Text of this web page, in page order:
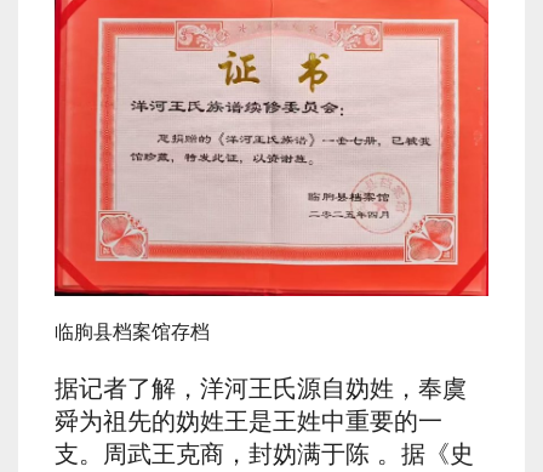
临朐县档案馆存档
据记者了解，洋河王氏源自妫姓，奉虞
舜为祖先的妫姓王是王姓中重要的一
支。周武王克商，封妫满于陈 。据《史